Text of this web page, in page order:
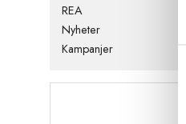
REA
Nyheter
Kampanjer